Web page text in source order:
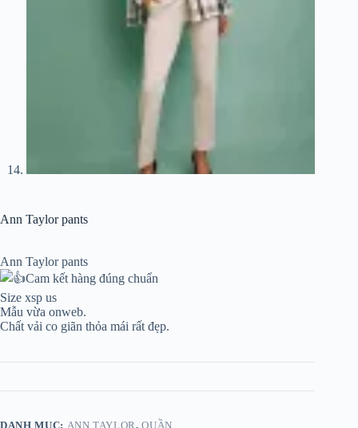
Ann Taylor pants
Ann Taylor pants
Cam kết hàng đúng chuẩn
Size xsp us
Mẫu vừa onweb.
Chất vải co giãn thỏa mái rất đẹp.
DANH MỤC: ANN TAYLOR,QUẦN